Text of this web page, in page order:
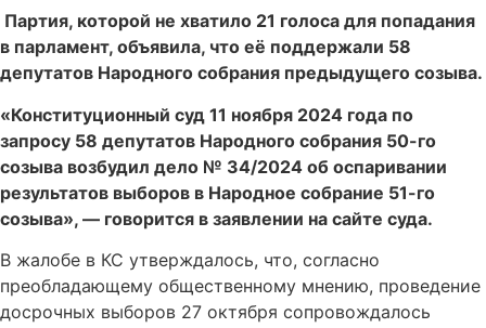
Партия, которой не хватило 21 голоса для попадания
в парламент, объявила, что её поддержали 58
депутатов Народного собрания предыдущего созыва.
«Конституционный суд 11 ноября 2024 года по
запросу 58 депутатов Народного собрания 50-го
созыва возбудил дело № 34/2024 об оспаривании
результатов выборов в Народное собрание 51-го
созыва», — говорится в заявлении на сайте суда.
В жалобе в КС утверждалось, что, согласно
преобладающему общественному мнению, проведение
досрочных выборов 27 октября сопровождалось